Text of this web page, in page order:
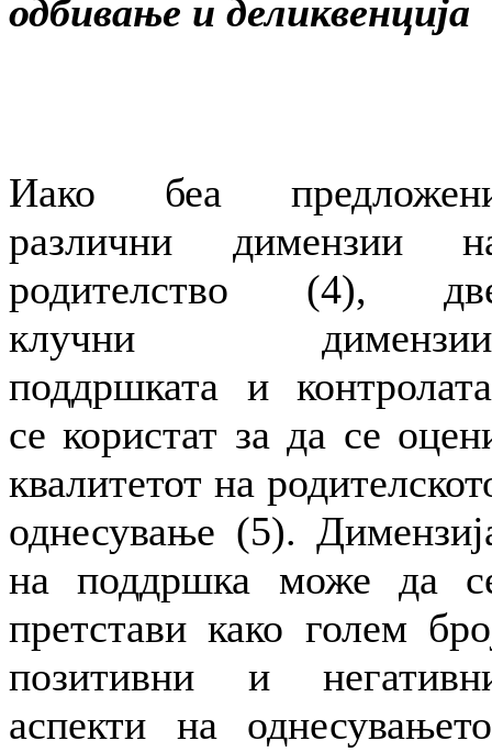
одбивање и деликвенција
Иако беа
различни димензии
родителство (4),
клучни
поддршката и
се користат за да се
квалитетот на
однесување (5).
на поддршка може да
претстави како голем
позитивни и
аспекти на